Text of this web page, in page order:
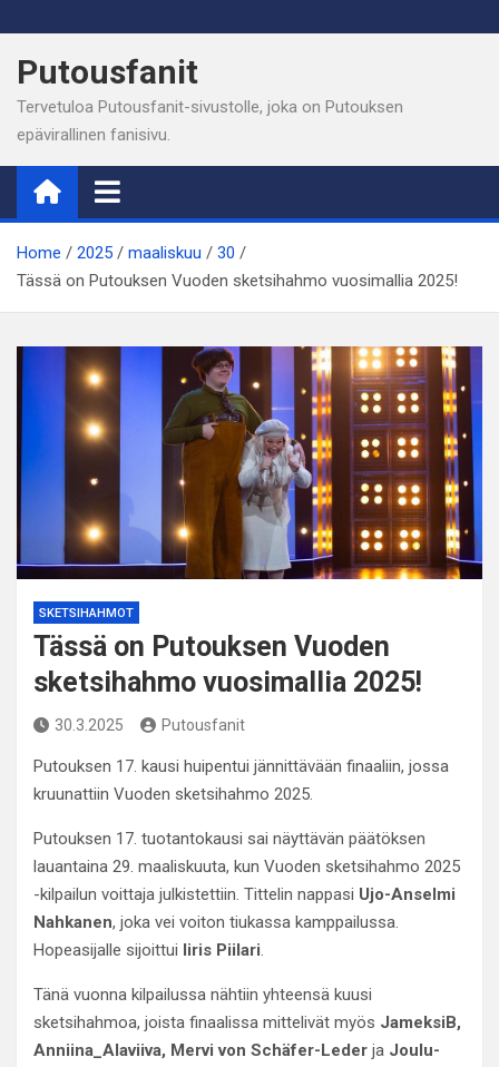
to
content
Putousfanit
Tervetuloa Putousfanit-sivustolle, joka on Putouksen
epävirallinen fanisivu.
Home 2025 maaliskuu
30
Tässä on Putouksen Vuoden sketsihahmo vuosimallia 2025!
SKETSIHAHMOT
Tässä on Putouksen Vuoden
sketsihahmo vuosimallia 2025!
30.3.2025 Putousfanit
Putouksen 17. kausi huipentui jännittävään finaaliin, jossa
kruunattiin Vuoden sketsihahmo 2025.
Putouksen 17. tuotantokausi sai näyttävän päätöksen
lauantaina 29. maaliskuuta, kun Vuoden sketsihahmo 2025
-kilpailun voittaja julkistettiin. Tittelin nappasi Ujo-Anselmi
Nahkanen, joka vei voiton tiukassa kamppailussa.
Hopeasijalle sijoittui Iiris Piilari.
Tänä vuonna kilpailussa nähtiin yhteensä kuusi
sketsihahmoa, joista finaalissa mittelivät myös JameksiB,
Anniina_Alaviiva, Mervi von Schäfer-Leder ja Joulu-